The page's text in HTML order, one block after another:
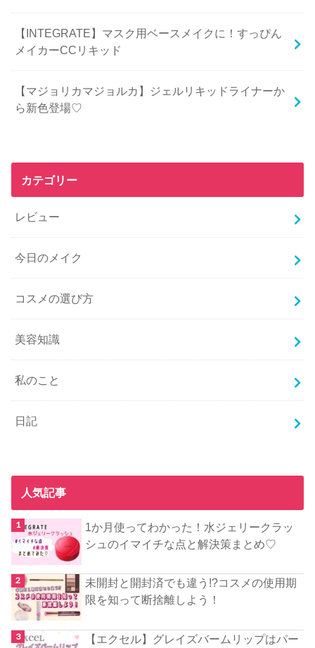
【INTEGRATE】マスク用ベースメイクに！すっぴん
メイカーCCリキッド
【マジョリカマジョルカ】ジェルリキッドライナーか
ら新色登場♡
カテゴリー
レビュー
今日のメイク
コスメの選び方
美容知識
私のこと
日記
人気記事
1か月使ってわかった！水ジェリークラッ
シュのイマイチな点と解決策まとめ♡
未開封と開封済でも違う!?コスメの使用期
限を知って断捨離しよう！
【エクセル】グレイズバームリップはパー